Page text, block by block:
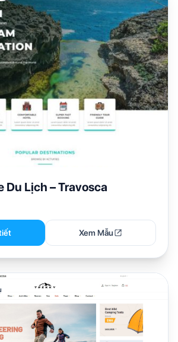
Du Lịch – Travosca
Xem Mẫu